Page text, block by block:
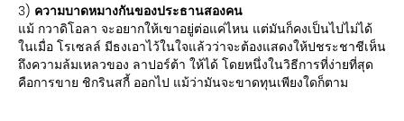
3) ความบาดหมางกันของประธานสองคน
แม้ กวาดิโอลา จะอยากให้เขาอยู่ต่อแค่ไหน แต่มันก็คงเป็นไปไม่ได้
ในเมื่อ โรเซลล์ มีธงเอาไว้ในใจแล้วว่าจะต้องแสดงให้ปชระชาชีเห็น
ถึงความล้มเหลวของ ลาปอร์ต้า ให้ได้ โดยหนึ่งในวิธีการที่ง่ายที่สุด
คือการขาย ชิกรินสกี้ ออกไป แม้ว่ามันจะขาดทุนเพียงใดก็ตาม